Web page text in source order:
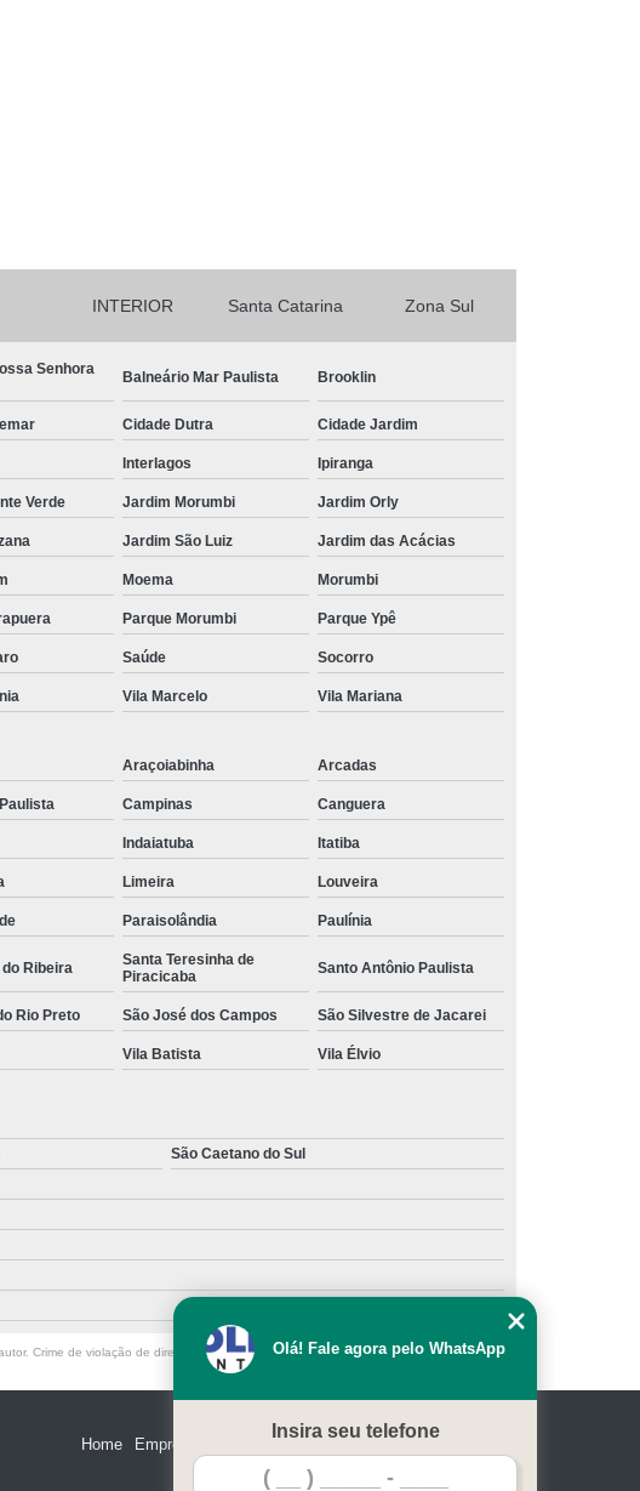
INTERIOR Santa Catarina Zona Sul
Senhora
Balneário Mar Paulista Brooklin
Cidade Dutra Cidade Jardim
Interlagos Ipiranga
Verde Jardim Morumbi Jardim Orly
Jardim São Luiz Jardim das Acácias
Moema Morumbi
Parque Morumbi Parque Ypê
Saúde Socorro
Vila Marcelo Vila Mariana
Araçoiabinha Arcadas
Campinas Canguera
Indaiatuba Itatiba
Limeira Louveira
Paraisolândia Paulínia
Ribeira
Santa Teresinha de
Piracicaba
Santo Antônio Paulista
Rio Preto São José dos Campos São Silvestre de Jacarei
Vila Batista Vila Élvio
São Caetano do Sul
Crime de violação de direito autoral – artigo 184 do Código Penal –Lei 9610/98 - Lei
Home Empresa Serviços Contato Mapa do site
Olá! Fale agora pelo WhatsApp
Insira seu telefone